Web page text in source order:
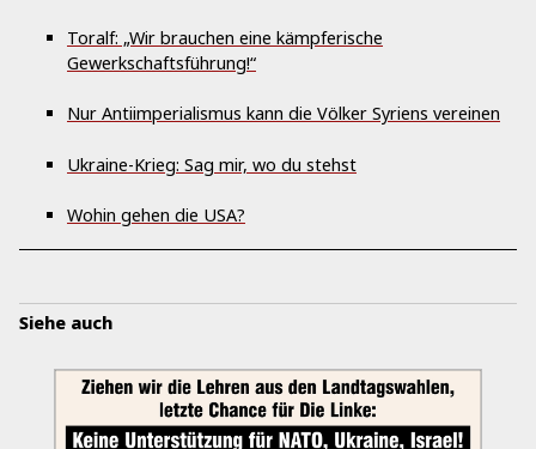
Toralf: „Wir brauchen eine kämpferische
Gewerkschaftsführung!“
Nur Antiimperialismus kann die Völker Syriens vereinen
Ukraine-Krieg: Sag mir, wo du stehst
Wohin gehen die USA?
Siehe auch